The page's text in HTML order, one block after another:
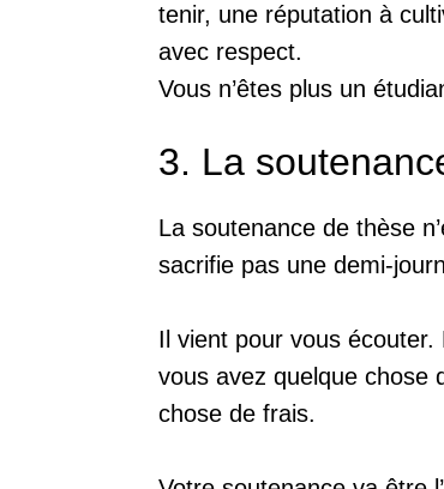
tenir, une réputation à
avec respect.
Vous n’êtes plus un
3. La
La soutenance de thèse
sacrifie pas une demi-
Il vient pour vous
vous avez quelque chose
chose de frais.